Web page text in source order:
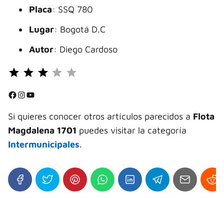
Placa: SSQ 780
Lugar: Bogotá D.C
Autor: Diego Cardoso
⭐
⭐
Facebook InstagramYouTube
Si quieres conocer otros artículos parecidos a Flota
Magdalena 1701 puedes visitar la categoría
Intermunicipales.